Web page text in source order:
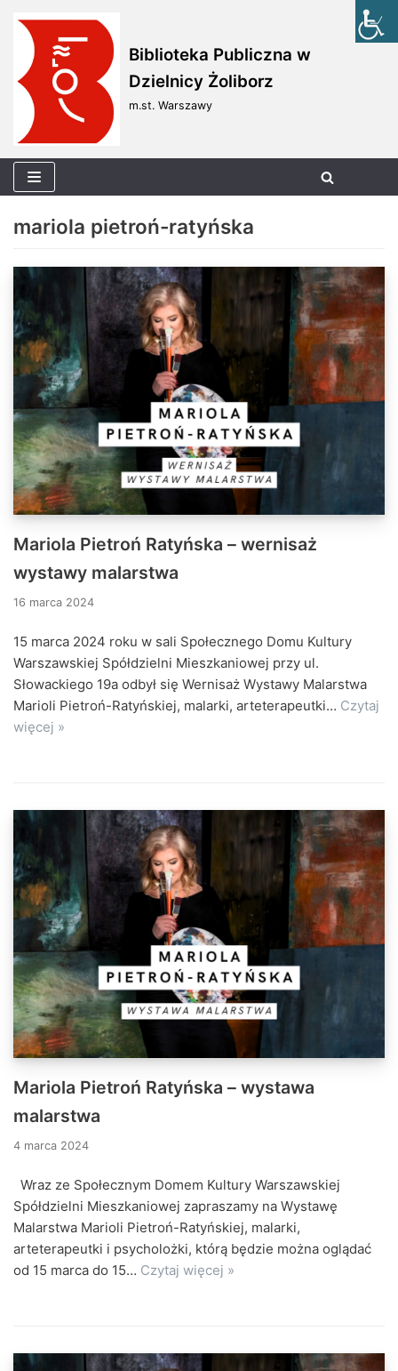
Skocz
do
treści
Biblioteka Publiczna w
Dzielnicy Żoliborz
m.st. Warszawy
mariola pietroń-ratyńska
Mariola Pietroń Ratyńska – wernisaż
wystawy malarstwa
16 marca 2024
15 marca 2024 roku w sali Społecznego Domu Kultury
Warszawskiej Spółdzielni Mieszkaniowej przy ul.
Słowackiego 19a odbył się Wernisaż Wystawy Malarstwa
Marioli Pietroń-Ratyńskiej, malarki, arteterapeutki… Czytaj
więcej »
Mariola Pietroń Ratyńska – wystawa
malarstwa
4 marca 2024
Wraz ze Społecznym Domem Kultury Warszawskiej
Spółdzielni Mieszkaniowej zapraszamy na Wystawę
Malarstwa Marioli Pietroń-Ratyńskiej, malarki,
arteterapeutki i psycholożki, którą będzie można oglądać
od 15 marca do 15… Czytaj więcej »